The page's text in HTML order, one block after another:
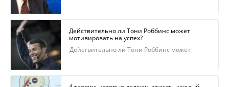
Действительно ли Тони Роббинс может
мотивировать на успех?
Действительно ли Тони Роббинс может